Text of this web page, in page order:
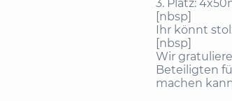
3. Platz:
[nbsp]
Ihr könnt
[nbsp]
Wir
Beteiligten
machen